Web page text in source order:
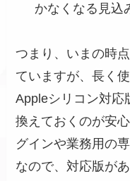
かなくなる見込
つまり、いまの時
ていますが、長く
Appleシリコン対応
換えておくのが安
グインや業務用の
なので、対応版が